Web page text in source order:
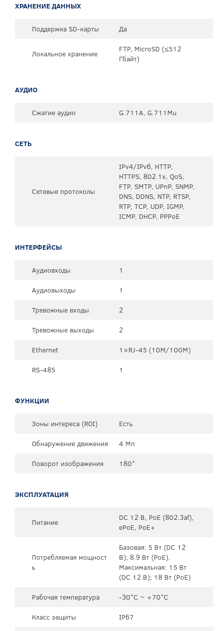
ХРАНЕНИЕ ДАННЫХ
Поддержка SD-карты Да
Локальное хранение
FTP, MicroSD (≤512
Гбайт)
АУДИО
Сжатие аудио G.711A, G.711Mu
СЕТЬ
Сетевые протоколы
IPv4/IPv6, HTTP,
HTTPS, 802.1x, QoS,
FTP, SMTP, UPnP, SNMP,
DNS, DDNS, NTP, RTSP,
RTP, TCP, UDP, IGMP,
ICMP, DHCP, PPPoE
ИНТЕРФЕЙСЫ
Аудиовходы
1
Аудиовыходы
1
Тревожные входы
2
Тревожные выходы
2
Ethernet
1×RJ-45 (10М/100М)
RS-485
1
ФУНКЦИИ
Зоны интереса (ROI)
Есть
Обнаружение движения
4 Мп
Поворот изображения
180°
ЭКСПЛУАТАЦИЯ
Питание
DC 12 В, PoE (802.3af),
ePoE, PoE+
Потребляемая мощност
ь
Базовая: 5 Вт (DC 12
В); 8.9 Вт (PoE).
Максимальная: 15 Вт
(DC 12 В); 18 Вт (PoE)
Рабочая температура
-30°C ~ +70°C
Класс защиты
IP67